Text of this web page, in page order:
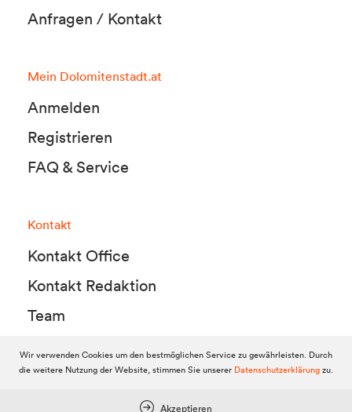
Anfragen / Kontakt
Mein Dolomitenstadt.at
Anmelden
Registrieren
FAQ & Service
Kontakt
Kontakt Office
Kontakt Redaktion
Team
© 2010-2026 Dolomitenstadt.at
Wir verwenden Cookies um den bestmöglichen Service zu gewährleisten. Durch
die weitere Nutzung der Website, stimmen Sie unserer Datenschutzerklärungzu.
Akzeptieren